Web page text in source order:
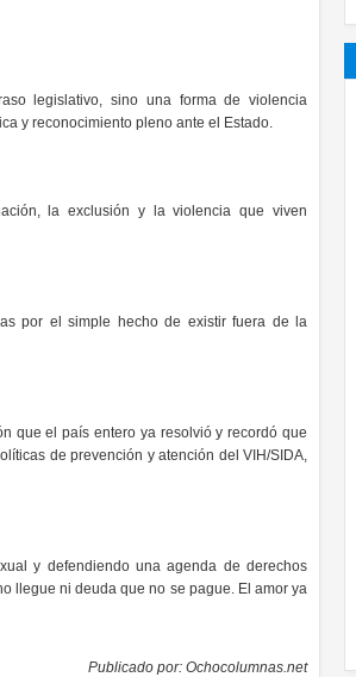
legislativo, sino una forma de violencia
y reconocimiento pleno ante el Estado.
la exclusión y la violencia que viven
por el simple hecho de existir fuera de la
que el país entero ya resolvió y recordó que
de prevención y atención del VIH/SIDA,
y defendiendo una agenda de derechos
llegue ni deuda que no se pague. El amor ya
Publicado por: Ochocolumnas.net